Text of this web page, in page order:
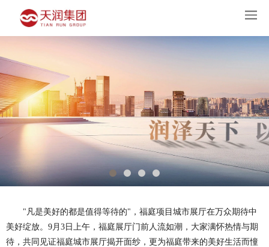
"凡是美好的都是值得等待的"，福庭项目城市展厅在万众期待中
美好绽放。9月3日上午，福庭展厅门前人流如潮，大家满怀热情与期
待，共同见证福庭城市展厅揭开面纱，更为福庭带来的美好生活而憧